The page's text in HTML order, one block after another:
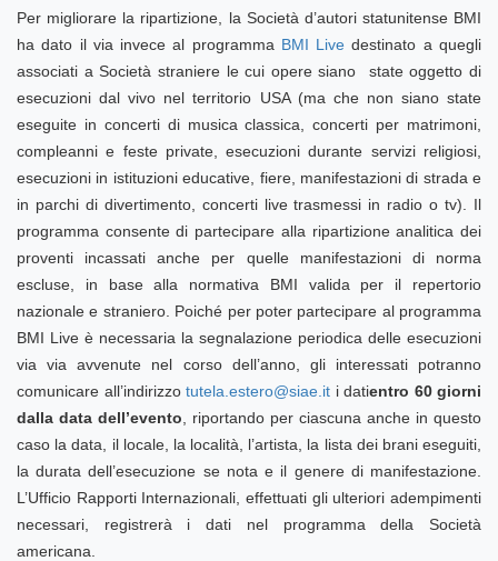
Per migliorare la ripartizione, la Società d’autori statunitense BMI
ha dato il via invece al programma BMI Live destinato a quegli
associati a Società straniere le cui opere siano state oggetto di
esecuzioni dal vivo nel territorio USA (ma che non siano state
eseguite in concerti di musica classica, concerti per matrimoni,
compleanni e feste private, esecuzioni durante servizi religiosi,
esecuzioni in istituzioni educative, fiere, manifestazioni di strada e
in parchi di divertimento, concerti live trasmessi in radio o tv). Il
programma consente di partecipare alla ripartizione analitica dei
proventi incassati anche per quelle manifestazioni di norma
escluse, in base alla normativa BMI valida per il repertorio
nazionale e straniero. Poiché per poter partecipare al programma
BMI Live è necessaria la segnalazione periodica delle esecuzioni
via via avvenute nel corso dell’anno, gli interessati potranno
comunicare all’indirizzo tutela.estero@siae.it i datientro 60 giorni
dalla data dell’evento , riportando per ciascuna anche in questo
caso la data, il locale, la località, l’artista, la lista dei brani eseguiti,
la durata dell’esecuzione se nota e il genere di manifestazione.
L’Ufficio Rapporti Internazionali, effettuati gli ulteriori adempimenti
necessari, registrerà i dati nel programma della Società
americana.